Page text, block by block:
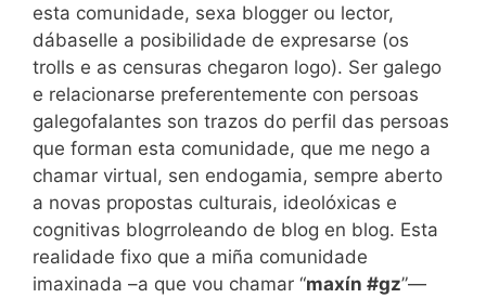
esta comunidade, sexa blogger ou lector,
dábaselle a posibilidade de expresarse (os
trolls e as censuras chegaron logo). Ser galego
e relacionarse preferentemente con persoas
galegofalantes son trazos do perfil das persoas
que forman esta comunidade, que me nego a
chamar virtual, sen endogamia, sempre aberto
a novas propostas culturais, ideolóxicas e
cognitivas blogrroleando de blog en blog. Esta
realidade fixo que a miña comunidade
imaxinada –a que vou chamar “maxín #gz”—